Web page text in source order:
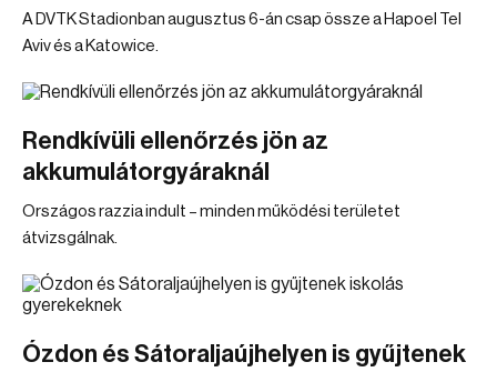
A DVTK Stadionban augusztus 6-án csap össze a Hapoel Tel
Aviv és a Katowice.
Rendkívüli ellenőrzés jön az
akkumulátorgyáraknál
Országos razzia indult – minden működési területet
átvizsgálnak.
Ózdon és Sátoraljaújhelyen is gyűjtenek